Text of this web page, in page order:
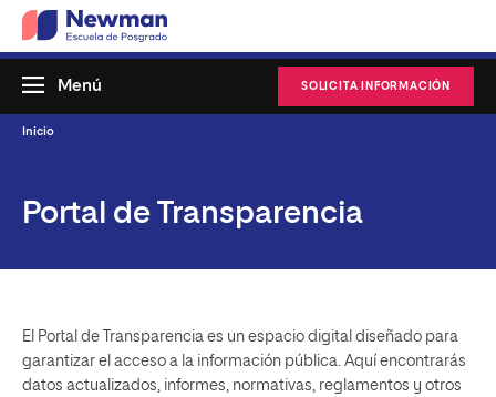
SOLICITA INFORMACIÓN
Menú
Inicio
Portal de Transparencia
El Portal de Transparencia es un espacio digital diseñado para
garantizar el acceso a la información pública. Aquí encontrarás
datos actualizados, informes, normativas, reglamentos y otros